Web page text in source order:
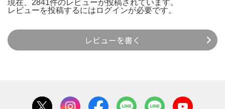
現在、2841件のレビューが投稿されています。
レビューを投稿するには ログインが必要です。
レビューを書く